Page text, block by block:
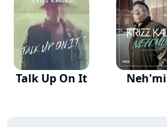
Talk Up On It